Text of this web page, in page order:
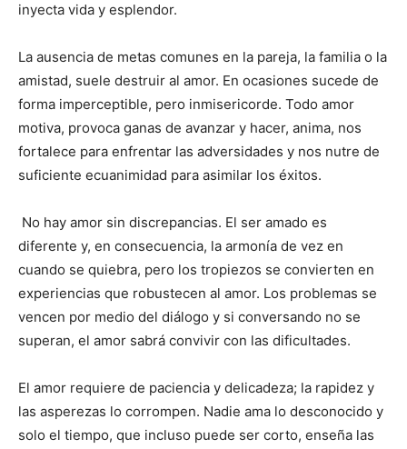
inyecta vida y esplendor.
La ausencia de metas comunes en la pareja, la familia o la
amistad, suele destruir al amor. En ocasiones sucede de
forma imperceptible, pero inmisericorde. Todo amor
motiva, provoca ganas de avanzar y hacer, anima, nos
fortalece para enfrentar las adversidades y nos nutre de
suficiente ecuanimidad para asimilar los éxitos.
No hay amor sin discrepancias. El ser amado es
diferente y, en consecuencia, la armonía de vez en
cuando se quiebra, pero los tropiezos se convierten en
experiencias que robustecen al amor. Los problemas se
vencen por medio del diálogo y si conversando no se
superan, el amor sabrá convivir con las dificultades.
El amor requiere de paciencia y delicadeza; la rapidez y
las asperezas lo corrompen. Nadie ama lo desconocido y
solo el tiempo, que incluso puede ser corto, enseña las